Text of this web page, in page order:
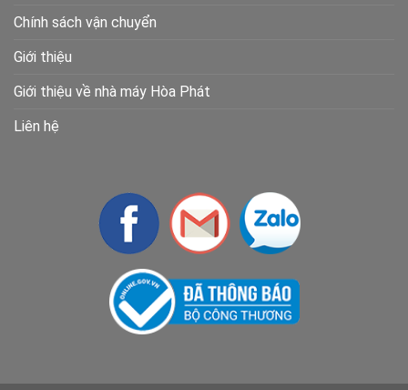
Chính sách vận chuyển
Giới thiệu
Giới thiệu về nhà máy Hòa Phát
Liên hệ